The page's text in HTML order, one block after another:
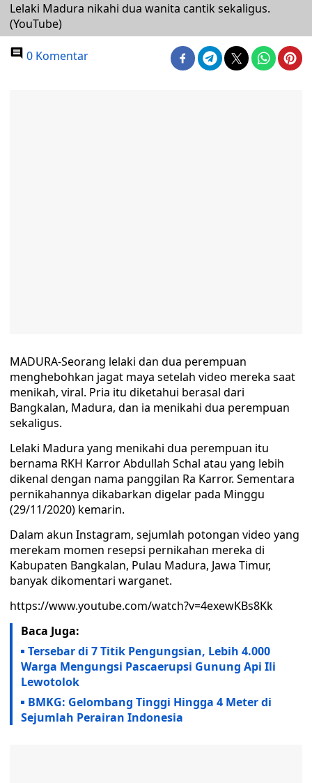
Lelaki Madura nikahi dua wanita cantik sekaligus.
(YouTube)
0 Komentar
MADURA-Seorang lelaki dan dua perempuan
menghebohkan jagat maya setelah video mereka saat
menikah, viral. Pria itu diketahui berasal dari
Bangkalan, Madura, dan ia menikahi dua perempuan
sekaligus.
Lelaki Madura yang menikahi dua perempuan itu
bernama RKH Karror Abdullah Schal atau yang lebih
dikenal dengan nama panggilan Ra Karror. Sementara
pernikahannya dikabarkan digelar pada Minggu
(29/11/2020) kemarin.
Dalam akun Instagram, sejumlah potongan video yang
merekam momen resepsi pernikahan mereka di
Kabupaten Bangkalan, Pulau Madura, Jawa Timur,
banyak dikomentari warganet.
https://www.youtube.com/watch?v=4exewKBs8Kk
Baca Juga:
Tersebar di 7 Titik Pengungsian, Lebih 4.000
Warga Mengungsi Pascaerupsi Gunung Api Ili
Lewotolok
BMKG: Gelombang Tinggi Hingga 4 Meter di
Sejumlah Perairan Indonesia